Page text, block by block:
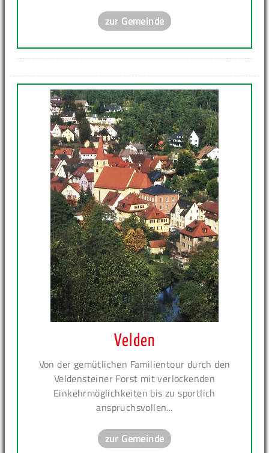
zur Gemeinde
Velden
Von der gemütlichen Familientour durch den
Veldensteiner Forst mit verlockenden
Einkehrmöglichkeiten bis zu sportlich
anspruchsvollen...
zur Gemeinde